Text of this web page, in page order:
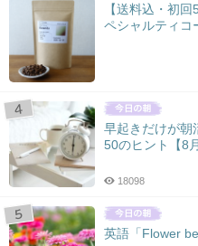
【送料込・初
ペシャルティコ
早起きだけが朝
50のヒント【8
18098
英語「Flower